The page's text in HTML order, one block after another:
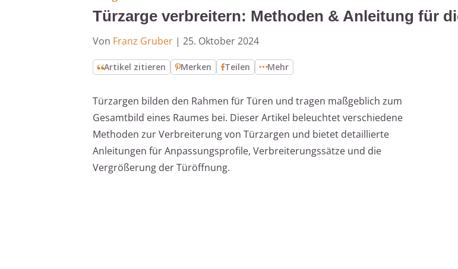
Türzarge verbreitern: Methoden & Anleitung für
Von Franz Gruber | 25. Oktober 2024
Artikel zitieren Merken Teilen Mehr
Türzargen bilden den Rahmen für Türen und tragen maßgeblich zum
Gesamtbild eines Raumes bei. Dieser Artikel beleuchtet verschiedene
Methoden zur Verbreiterung von Türzargen und bietet detaillierte
Anleitungen für Anpassungsprofile, Verbreiterungssätze und die
Vergrößerung der Türöffnung.